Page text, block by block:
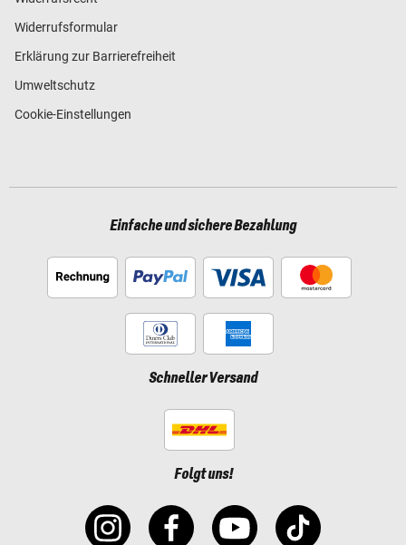
Widerrufsformular
Erklärung zur Barrierefreiheit
Umweltschutz
Cookie-Einstellungen
Einfache und sichere Bezahlung
Schneller Versand
Folgt uns!